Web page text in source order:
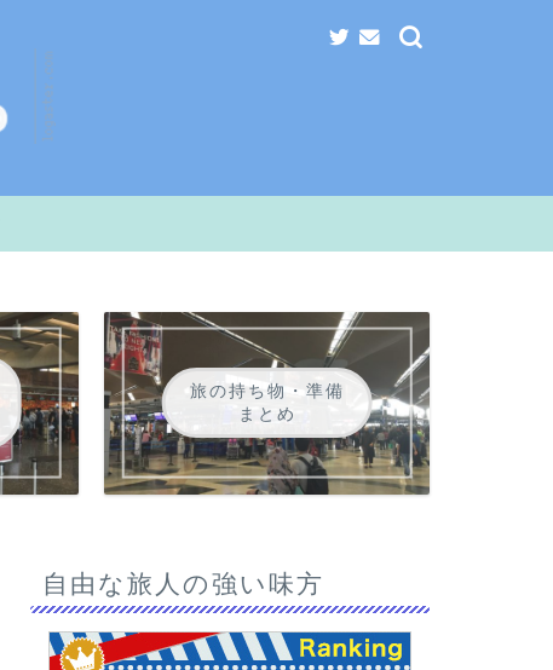
旅の持ち物・準備
まとめ
自由な旅人の強い味方